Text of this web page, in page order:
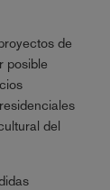
de
posible
del